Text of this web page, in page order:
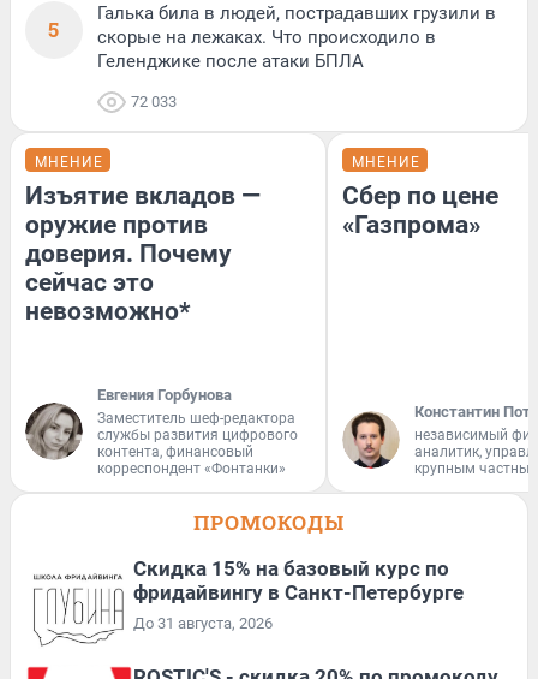
5
Галька била в людей, пострадавших грузили в
скорые на лежаках. Что происходило в
Геленджике после атаки БПЛА
72 033
МНЕНИЕ
Изъятие вкладов —
оружие против
доверия. Почему
сейчас это
невозможно*
Евгения Горбунова
Заместитель шеф-редактора
службы развития цифрового
контента, финансовый
корреспондент «Фонтанки»
МНЕНИЕ
Сбер по цене
«Газпрома»
Константин
независимый
аналитик,
крупным
ПРОМОКОДЫ
Скидка 15% на базовый курс по
фридайвингу в Санкт-Петербурге
До 31 августа, 2026